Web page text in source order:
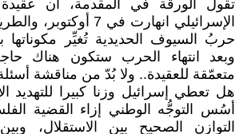
تقول الورقة في المقدمة، أن
الإسرائيلي انهارت في 7
حربُ السيوف الحديدية تُغيِّر
وبعد انتهاء الحرب ستكون هناك
متعمّقة للعقيدة.. ولا بُدّ من مناقشة
هل تعطي إسرائيل وزنا كبيرا للتهديد
أسُس التوجُّه الوطني إزاء القضية
التوازن الصحيح بين الاستقلال،